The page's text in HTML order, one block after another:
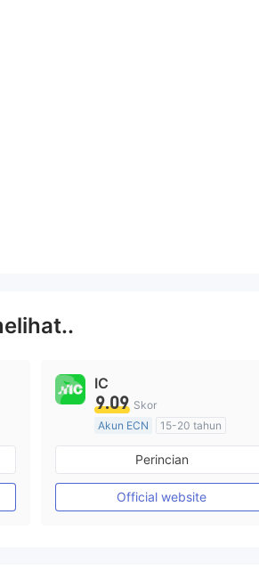
IC
9.09 Skor
Akun ECN
15-20 tahun
Diatur di Australia
Market Maker (MM)
Lisensi Penuh MT4
Perincian
Official website